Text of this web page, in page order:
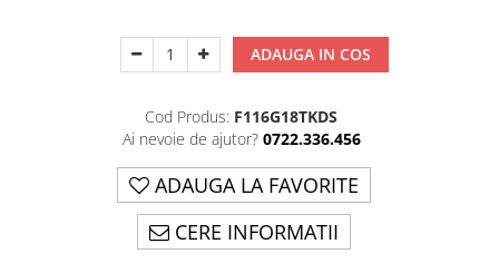
ADAUGA IN COS
Cod Produs: F116G18TKDS
Ai nevoie de ajutor? 0722.336.456
ADAUGA LA FAVORITE
CERE INFORMATII